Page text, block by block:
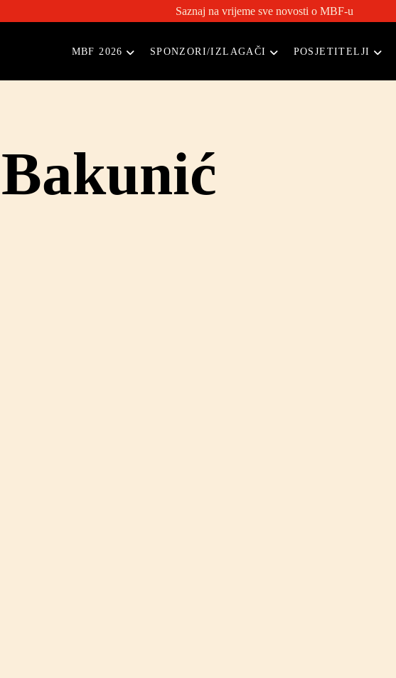
Saznaj na vrijeme sve novosti o MBF-u
MBF 2026 SPONZORI/IZLAGAČI POSJETITELJI